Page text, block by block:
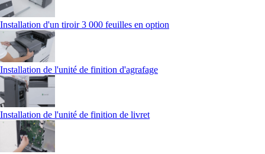
Installation d'un tiroir 3 000 feuilles en option
Installation de l'unité de finition d'agrafage
Installation de l'unité de finition de livret